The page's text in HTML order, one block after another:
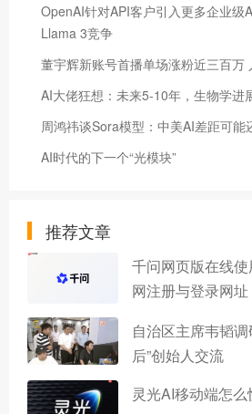
OpenAI针对API客户引入更多企业级
Llama 3竞争
董宇辉新账号首播单场涨粉近三百万
AI大佬狂想：未来5-10年，生物学进
周鸿祎谈Sora模型：中美AI差距可能
AI时代的下一个“光模块”
推荐文章
千问网页版在线
网注册与登录网址
自治区主席韦韬
后”创始人交流
灵光AI移动端怎